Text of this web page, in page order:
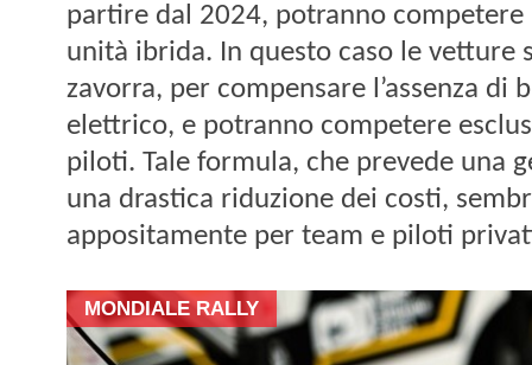
partire dal 2024, potranno competere
unità ibrida. In questo caso le vetture
zavorra, per compensare l’assenza di
elettrico, e potranno competere
piloti. Tale formula, che prevede una
una drastica riduzione dei costi,
appositamente per team e piloti
MONDIALE RALLY